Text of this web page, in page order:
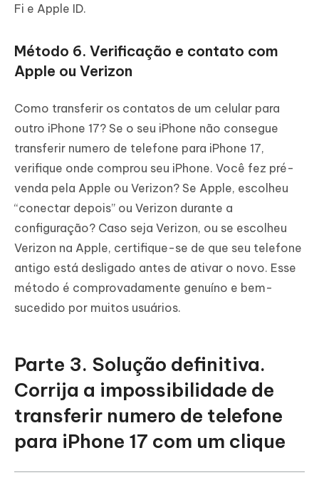
Fi e Apple ID.
Método 6. Verificação e contato com
Apple ou Verizon
Como transferir os contatos de um celular para
outro iPhone 17? Se o seu iPhone não consegue
transferir numero de telefone para iPhone 17,
verifique onde comprou seu iPhone. Você fez pré-
venda pela Apple ou Verizon? Se Apple, escolheu
“conectar depois” ou Verizon durante a
configuração? Caso seja Verizon, ou se escolheu
Verizon na Apple, certifique-se de que seu telefone
antigo está desligado antes de ativar o novo. Esse
método é comprovadamente genuíno e bem-
sucedido por muitos usuários.
Parte 3. Solução definitiva.
Corrija a impossibilidade de
transferir numero de telefone
para iPhone 17 com um clique